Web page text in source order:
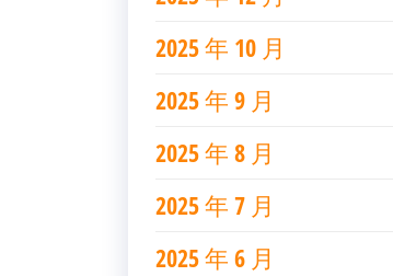
2025 年 10 月
2025 年 9 月
2025 年 8 月
2025 年 7 月
2025 年 6 月